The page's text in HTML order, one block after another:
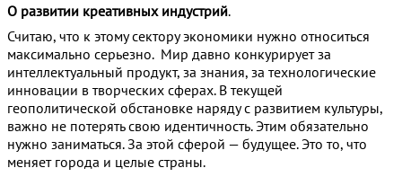
О развитии креативных индустрий.
Считаю, что к этому сектору экономики нужно относиться
максимально серьезно. Мир давно конкурирует за
интеллектуальный продукт, за знания, за технологические
инновации в творческих сферах. В текущей
геополитической обстановке наряду с развитием культуры,
важно не потерять свою идентичность. Этим обязательно
нужно заниматься. За этой сферой — будущее. Это то, что
меняет города и целые страны.